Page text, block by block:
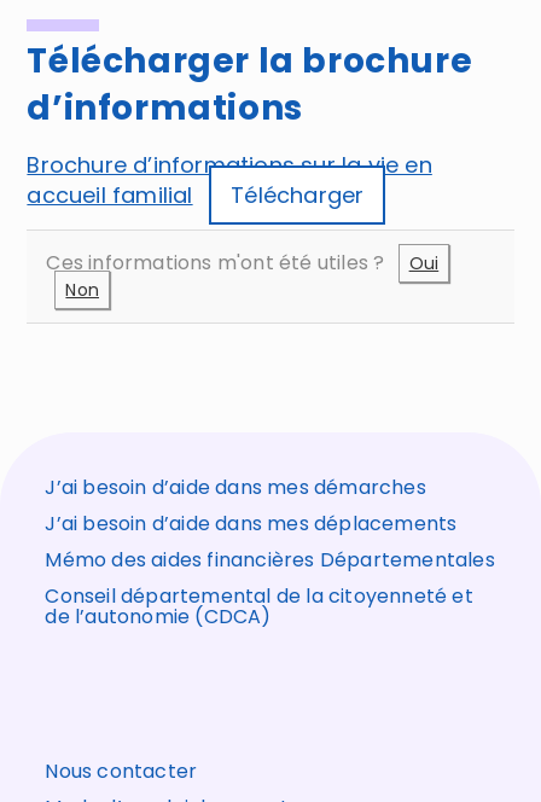
Télécharger la brochure
d’informations
Brochure d’informations sur la vie en
accueil familial
Télécharger
Ces informations m'ont été utiles ?
Oui
Non
J’ai besoin d’aide dans mes démarches
J’ai besoin d’aide dans mes déplacements
Mémo des aides financières Départementales
Conseil départemental de la citoyenneté et
de l’autonomie (CDCA)
Nous contacter